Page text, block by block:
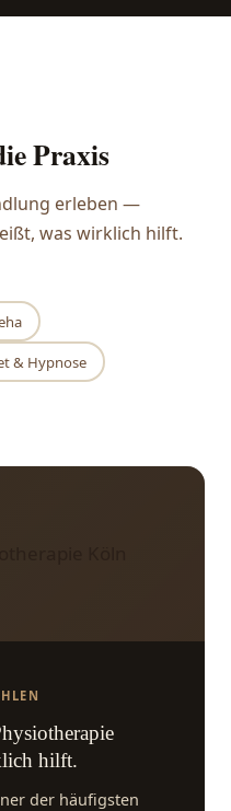
Praxis
erleben —
was wirklich hilft.
& Hypnose
hilft.
der häufigsten